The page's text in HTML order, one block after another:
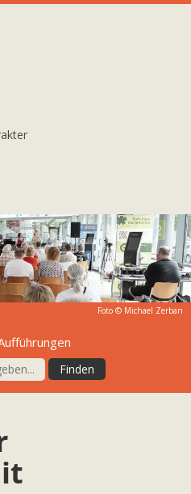
Foto © Michael Zerban